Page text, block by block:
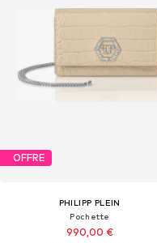
OFFRE
PHILIPP PLEIN
Pochette
990,00 €